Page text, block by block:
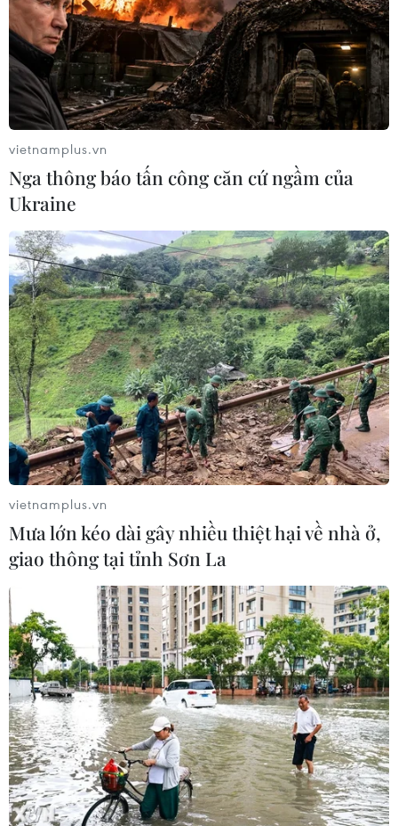
TIN CÙNG CHUYÊN MỤC
Tiêu chí mới phân loại doanh nghiệp
để thực hiện cơ cấu lại vốn nhà nước
06/08/2026 15:08
Meta tung công cụ AI lập trình tự
động cho nhà phát triển
06/08/2026 06:40
vietnamplus.vn
Nga thông báo tấn công căn cứ ngầm của
Ukraine
vietnamplus.vn
Mưa lớn kéo dài gây nhiều thiệt hại về nhà ở,
giao thông tại tỉnh Sơn La